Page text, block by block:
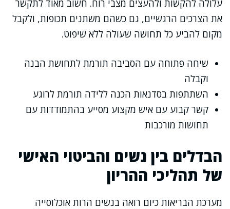
עלולה להקשות ולהעצים מצבי רוח. חשוב מאוד לתקשר
את הצרכים הרגשיים, גם כשהם משתנים תכופות, ולקבל
מקום להביע כל תחושה שעולה ללא שיפוט.
שיחה פתוחה עם הסביבה תורמת לתחושת הבנה
וקבלה
השתתפות בסדנאות הכנה ללידה תורמת לרוגע
קשר קבוע עם איש מקצוע מסייע בהתמודדות עם
תחושות מורכבות
הבדלים בין נשים והביטוי האישי
של תהליכי ההריון
מערכת הבריאות כיום רואה בנשים הרות אוכלוסייה